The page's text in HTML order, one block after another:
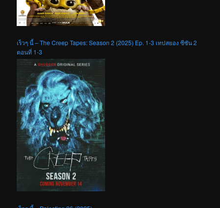
เร็วๆ นี้ – The Creep Tapes: Season 2 (2025) Ep. 1-3 เทปสยอง ซีซัน 2
ตอนที่ 1-3